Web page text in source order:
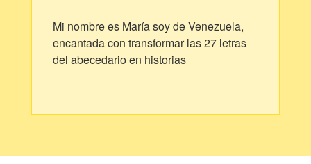
Mi nombre es María soy de Venezuela,
encantada con transformar las 27 letras
del abecedario en historias